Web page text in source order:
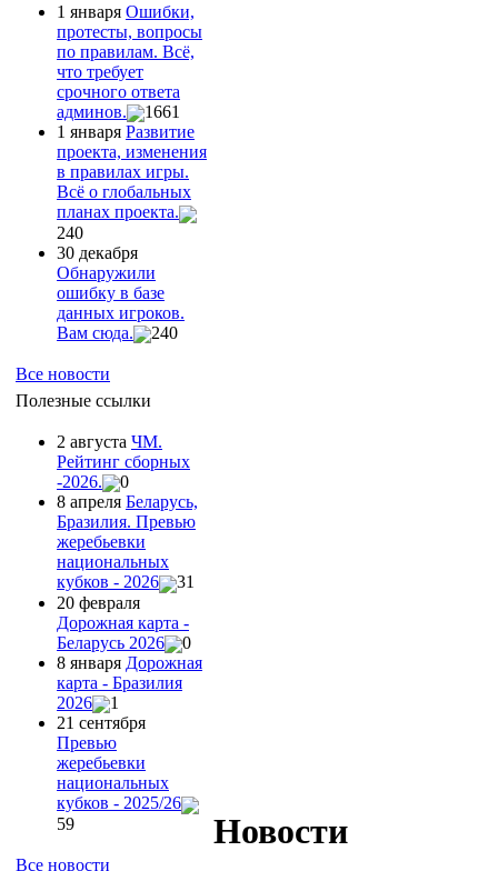
1 января Ошибки,
протесты, вопросы
по правилам. Всё,
что требует
срочного ответа
админов.
1661
1 января Развитие
проекта, изменения
в правилах игры.
Всё о глобальных
планах проекта.
240
30 декабря
Обнаружили
ошибку в базе
данных игроков.
Вам сюда.
240
Все новости
Полезные ссылки
2 августа ЧМ.
Рейтинг сборных
-2026.
0
8 апреля Беларусь,
Бразилия. Превью
жеребьевки
национальных
кубков - 2026
31
20 февраля
Дорожная карта -
Беларусь 2026
0
8 января Дорожная
карта - Бразилия
2026
1
21 сентября
Превью
жеребьевки
национальных
кубков - 2025/26
59
Все новости
Новости